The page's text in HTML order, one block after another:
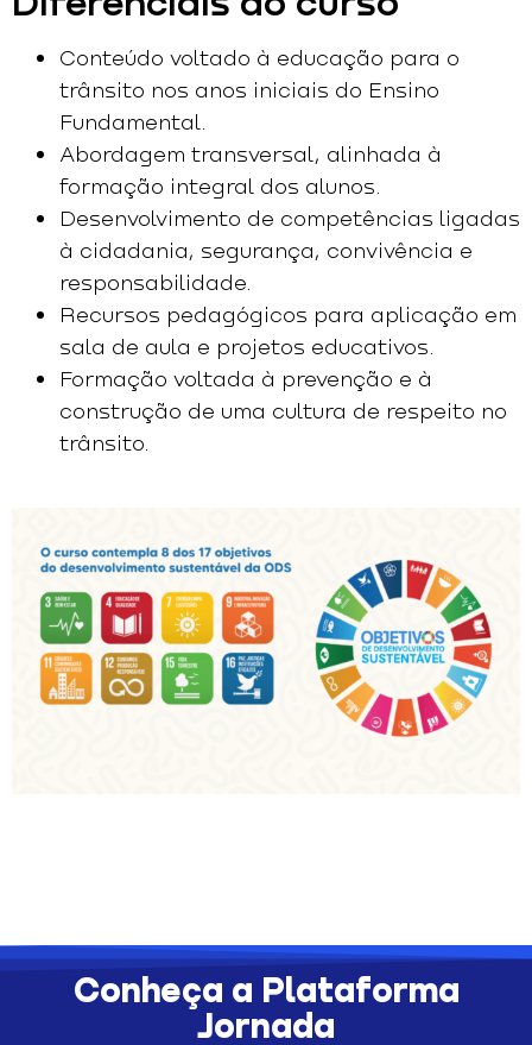
Conteúdo voltado à educação para o
trânsito nos anos iniciais do Ensino
Fundamental.
Abordagem transversal, alinhada à
formação integral dos alunos.
Desenvolvimento de competências ligadas
à cidadania, segurança, convivência e
responsabilidade.
Recursos pedagógicos para aplicação em
sala de aula e projetos educativos.
Formação voltada à prevenção e à
construção de uma cultura de respeito no
trânsito.
Conheça a Plataforma
Jornada